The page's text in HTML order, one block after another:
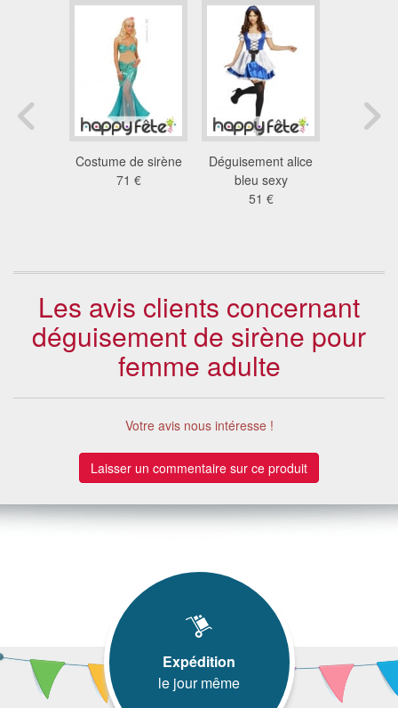
Costume de sirène
71 €
Déguisement alice
bleu sexy
51 €
Les avis clients concernant
déguisement de sirène pour
femme adulte
Votre avis nous intéresse !
Laisser un commentaire sur ce produit
Expédition
le jour même